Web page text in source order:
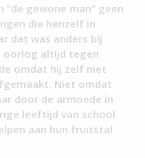
gewone man” geen
die henzelf in
dat was anders bij
oorlog altijd tegen
omdat hij zelf niet
Niet omdat
door de armoede in
leeftijd van school
aan hun fruitstal